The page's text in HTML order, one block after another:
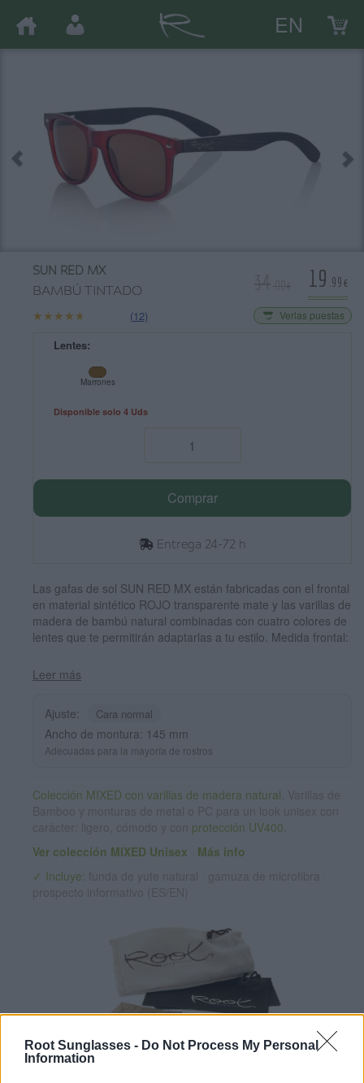
Root Sunglasses - Do Not Process My Personal
Information
EN
SUN RED MX
BAMBÚ TINTADO
★★★★★
★★★★★ (12) Verlas puestas
Lentes:
Marrones
Disponible solo 4 Uds
Comprar
Entrega 24-72 h
19 .99€
Las gafas de sol SUN RED MX están fabricadas con el frontal
en material sintético ROJO transparente mate y las varillas de
madera de bambú natural combinadas con cuatro colores de
lentes que te permitirán adaptarlas a tu estilo. Medida frontal:
Leer más
Ajuste: Cara normal
Ancho de montura: 145 mm
Adecuadas para la mayoría de rostros
Colección MIXED con varillas de madera natural.
protección UV400
Ver colección MIXED Unisex
Más info
✓ Incluye: